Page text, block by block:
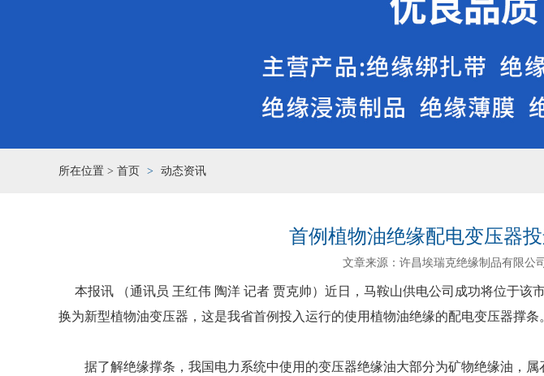
所在位置 > 首页 动态资讯
首例植物油绝缘配电变压器
文章来源：许昌埃瑞克绝缘制品有限公司
本报讯 （通讯员 王红伟 陶洋 记者 贾克帅）近日，马鞍山供电公司成功将位于该
换为新型植物油变压器，这是我省首例投入运行的使用植物油绝缘的配电变压器撑条
据了解绝缘撑条，我国电力系统中使用的变压器绝缘油大部分为矿物绝缘油，属